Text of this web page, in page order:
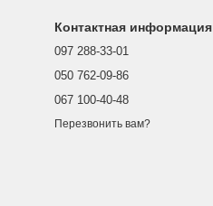
Контактная информация
097 288-33-01
050 762-09-86
067 100-40-48
Перезвонить вам?